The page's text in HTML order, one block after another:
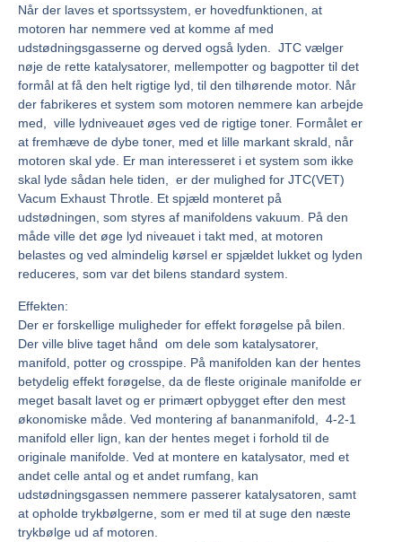
Når der laves et sportssystem, er hovedfunktionen, at
motoren har nemmere ved at komme af med
udstødningsgasserne og derved også lyden. JTC vælger
nøje de rette katalysatorer, mellempotter og bagpotter til det
formål at få den helt rigtige lyd, til den tilhørende motor. Når
der fabrikeres et system som motoren nemmere kan arbejde
med, ville lydniveauet øges ved de rigtige toner. Formålet er
at fremhæve de dybe toner, med et lille markant skrald, når
motoren skal yde. Er man interesseret i et system som ikke
skal lyde sådan hele tiden, er der mulighed for JTC(VET)
Vacum Exhaust Throtle. Et spjæld monteret på
udstødningen, som styres af manifoldens vakuum. På den
måde ville det øge lyd niveauet i takt med, at motoren
belastes og ved almindelig kørsel er spjældet lukket og lyden
reduceres, som var det bilens standard system.
Effekten:
Der er forskellige muligheder for effekt forøgelse på bilen.
Der ville blive taget hånd om dele som katalysatorer,
manifold, potter og crosspipe. På manifolden kan der hentes
betydelig effekt forøgelse, da de fleste originale manifolde er
meget basalt lavet og er primært opbygget efter den mest
økonomiske måde. Ved montering af bananmanifold, 4-2-1
manifold eller lign, kan der hentes meget i forhold til de
originale manifolde. Ved at montere en katalysator, med et
andet celle antal og et andet rumfang, kan
udstødningsgassen nemmere passerer katalysatoren, samt
at opholde trykbølgerne, som er med til at suge den næste
trykbølge ud af motoren.